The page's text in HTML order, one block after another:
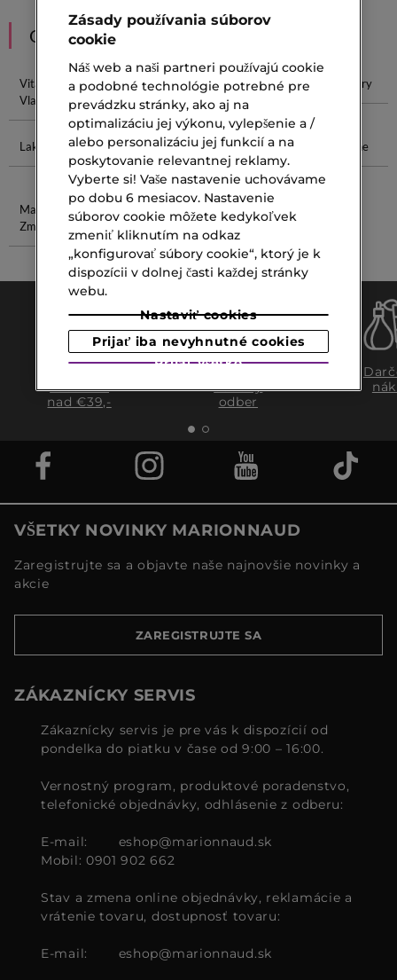
ODPORÚČANIA
Vitamíny Na
Vlasy
Masky Na
Vlasy
Kefa Na Vlasy Lesk Na Pery
Lak Na Vlasy
Ceruzka Na
Obočie
Podkladová
Báza
Krásne Vône
Makeup Na
Zmiešanú Pleť
Čistiaci Gél
Pleť
zadarmo
nad €39,-
osobný
odber
VŠETKY NOVINKY MARIONNAUD
Zaregistrujte sa a objavte naše najnovšie novinky a
akcie
ZAREGISTRUJTE SA
ZÁKAZNÍCKY SERVIS
Zákaznícky servis je pre vás k dispozícií od
pondelka do piatku v čase od 9:00 – 16:00.
Vernostný program, produktové poradenstvo,
telefonické objednávky, odhlásenie z odberu:
E-mail:
eshop@marionnaud.sk
Mobil: 0901 902 662
Stav a zmena online objednávky, reklamácie a
vrátenie tovaru, dostupnosť tovaru:
E-mail: eshop@marionnaud.sk
Zásady používania súborov
cookie
Náš web a naši partneri používajú cookie
a podobné technológie potrebné pre
prevádzku stránky, ako aj na
optimalizáciu jej výkonu, vylepšenie a /
alebo personalizáciu jej funkcií a na
poskytovanie relevantnej reklamy.
Vyberte si! Vaše nastavenie uchovávame
po dobu 6 mesiacov. Nastavenie
súborov cookie môžete kedykoľvek
zmeniť kliknutím na odkaz
„konfigurovať súbory cookie“, ktorý je k
dispozícii v dolnej časti každej stránky
webu.
Nastaviť cookies
Prijať iba nevyhnutné cookies
Prijať všetko